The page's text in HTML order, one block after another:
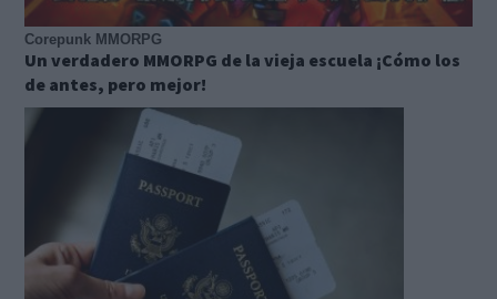
Corepunk MMORPG
Un verdadero MMORPG de la vieja escuela ¡Cómo los
de antes, pero mejor!